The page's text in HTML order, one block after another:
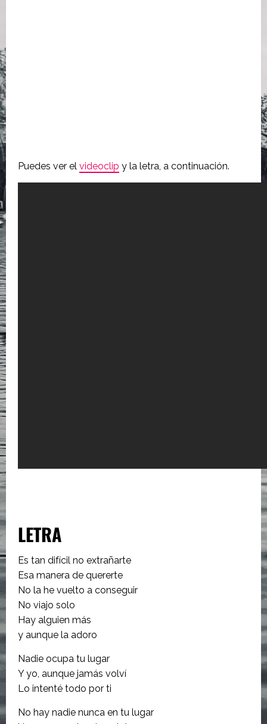
Puedes ver el videoclip y la letra, a continuación.
LETRA
Es tan difícil no extrañarte
Esa manera de quererte
No la he vuelto a conseguir
No viajo solo
Hay alguien más
y aunque la adoro
Nadie ocupa tu lugar
Y yo, aunque jamás volví
Lo intenté todo por ti
No hay nadie nunca en tu lugar